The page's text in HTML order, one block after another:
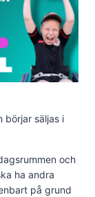
börjar säljas i
och
ha andra
på grund